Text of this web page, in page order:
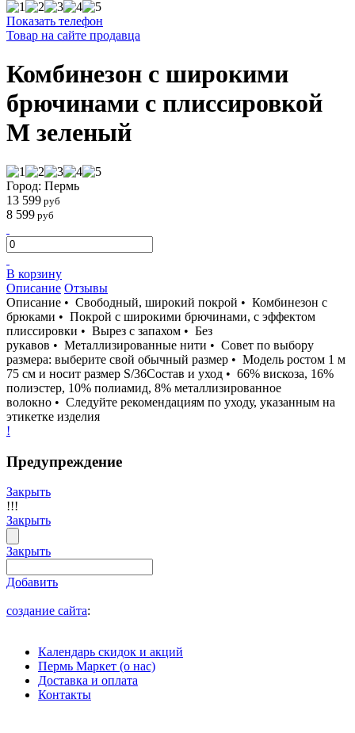
Показать телефон
Товар на сайте продавца
Комбинезон с широкими
брючинами с плиссировкой
M зеленый
Город: Пермь
13 599 руб
8 599 руб
В корзину
Описание Отзывы
Описание • Свободный, широкий покрой • Комбинезон с
брюками • Покрой с широкими брючинами, с эффектом
плиссировки • Вырез с запахом • Без
рукавов • Металлизированные нити • Совет по выбору
размера: выберите свой обычный размер • Модель ростом 1 м
75 см и носит размер S/36Состав и уход • 66% вискоза, 16%
полиэстер, 10% полиамид, 8% металлизированное
волокно • Следуйте рекомендациям по уходу, указанным на
этикетке изделия
!
Предупреждение
Закрыть
!!!
Закрыть
Закрыть
Добавить
создание сайта:
Календарь скидок и акций
Пермь Маркет (о нас)
Доставка и оплата
Контакты